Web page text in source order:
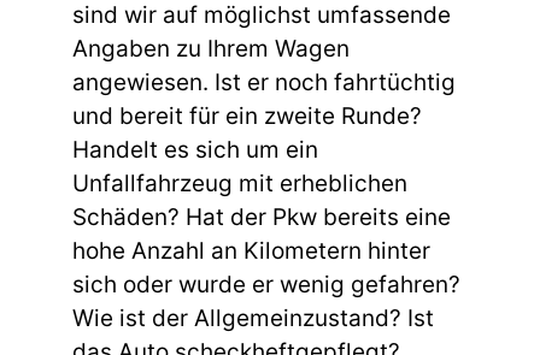
sind wir auf möglichst umfassende
Angaben zu Ihrem Wagen
angewiesen. Ist er noch fahrtüchtig
und bereit für ein zweite Runde?
Handelt es sich um ein
Unfallfahrzeug mit erheblichen
Schäden? Hat der Pkw bereits eine
hohe Anzahl an Kilometern hinter
sich oder wurde er wenig gefahren?
Wie ist der Allgemeinzustand? Ist